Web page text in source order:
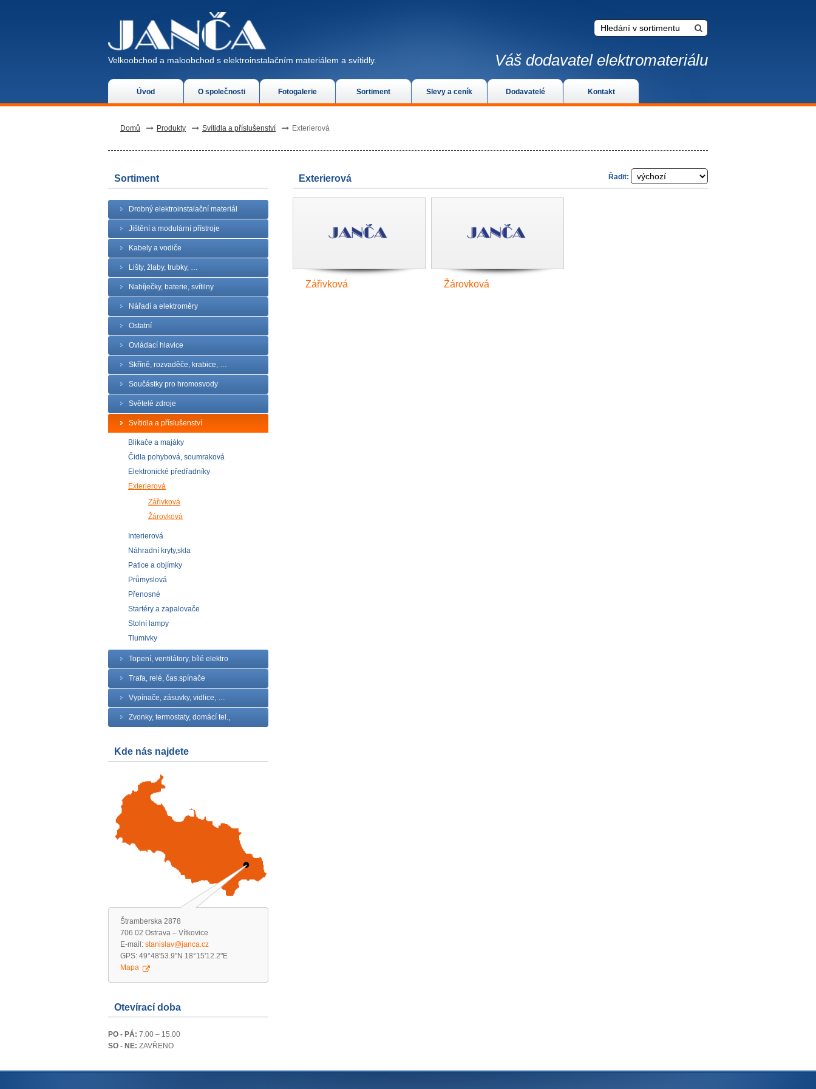
Úvod O společnosti Fotogalerie Sortiment Slevy a ceník Dodavatelé Kontakt
Velkoobchod a maloobchod s elektroinstalačním materiálem a svítidly. Váš dodavatel elektromateriálu
Domů Produkty Svítidla a příslušenství Exterierová
Sortiment
Drobný elektroinstalační materiál
Jištění a modulární přístroje
Kabely a vodiče
Lišty, žlaby, trubky, …
Nabíječky, baterie, svítilny
Nářadí a elektroměry
Ostatní
Ovládací hlavice
Skříně, rozvaděče, krabice, …
Součástky pro hromosvody
Světelé zdroje
Svítidla a příslušenství
Blikače a majáky
Čidla pohybová, soumraková
Elektronické předřadníky
Exterierová
Zářivková
Žárovková
Interierová
Náhradní kryty,skla
Patice a objímky
Průmyslová
Přenosné
Startéry a zapalovače
Stolní lampy
Tlumivky
Topení, ventilátory, bílé elektro
Trafa, relé, čas.spínače
Vypínače, zásuvky, vidlice, …
Zvonky, termostaty, domácí tel.,
Kde nás najdete
Štramberska 2878
706 02 Ostrava – Vítkovice
E-mail: stanislav@janca.cz
GPS: 49°48'53.9"N 18°15'12.2"E
Mapa
Otevírací doba
PO - PÁ: 7.00 – 15.00
SO - NE: ZAVŘENO
Exterierová Řadit:
Zářivková Žárovková